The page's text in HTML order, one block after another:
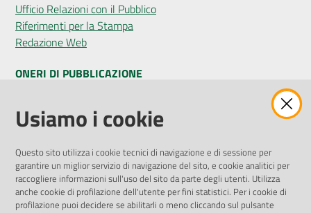
Ufficio Relazioni con il Pubblico
Riferimenti per la Stampa
Redazione Web
ONERI DI PUBBLICAZIONE
Amministrazione Trasparente
Pubblicità legale
Privacy Policy
Attuazione Misure PNRR
Liste di Attesa
Usiamo i cookie
Questo sito utilizza i cookie tecnici di navigazione e di sessione per
garantire un miglior servizio di navigazione del sito, e cookie analitici per
raccogliere informazioni sull'uso del sito da parte degli utenti. Utilizza
anche cookie di profilazione dell'utente per fini statistici. Per i cookie di
profilazione puoi decidere se abilitarli o meno cliccando sul pulsante